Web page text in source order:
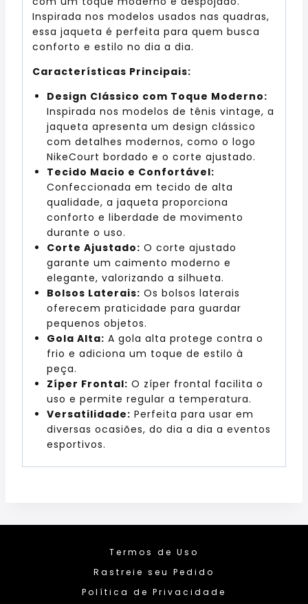
Inspirada nos modelos usados nas quadras,
essa jaqueta é perfeita para quem busca
conforto e estilo no dia a dia.
Características Principais:
Design Clássico com Toque Moderno:
Inspirada nos modelos de tênis vintage, a
jaqueta apresenta um design clássico
com detalhes modernos, como o logo
NikeCourt bordado e o corte ajustado.
Tecido Macio e Confortável:
Confeccionada em tecido de alta
qualidade, a jaqueta proporciona
conforto e liberdade de movimento
durante o uso.
Corte Ajustado: O corte ajustado
garante um caimento moderno e
elegante, valorizando a silhueta.
Bolsos Laterais: Os bolsos laterais
oferecem praticidade para guardar
pequenos objetos.
Gola Alta: A gola alta protege contra o
frio e adiciona um toque de estilo à
peça.
Zíper Frontal: O zíper frontal facilita o
uso e permite regular a temperatura.
Versatilidade: Perfeita para usar em
diversas ocasiões, do dia a dia a eventos
esportivos.
Termos de Uso
Rastreie seu Pedido
Política de Privacidade